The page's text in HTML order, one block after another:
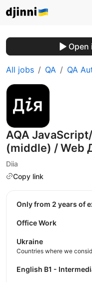
Open
All jobs QA QA
AQA
(middle) / Web
Diia
Copy link
Only from 2 years of
Office Work
Ukraine
Countries where we
English B1 -